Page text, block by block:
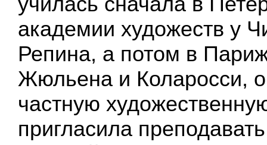
академии художеств у
Репина, а потом в
Жюльена и Коларосси,
частную
пригласила